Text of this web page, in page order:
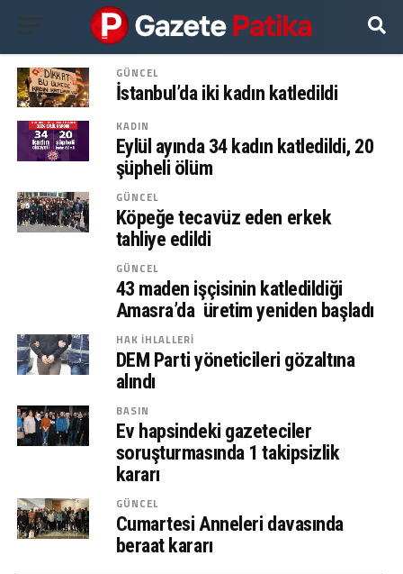
GÜNCEL
İstanbul’da iki kadın katledildi
KADIN
Eylül ayında 34 kadın katledildi, 20
şüpheli ölüm
GÜNCEL
Köpeğe tecavüz eden erkek
tahliye edildi
GÜNCEL
43 maden işçisinin katledildiği
Amasra’da üretim yeniden başladı
HAK İHLALLERI
DEM Parti yöneticileri gözaltına
alındı
BASIN
Ev hapsindeki gazeteciler
soruşturmasında 1 takipsizlik
kararı
GÜNCEL
Cumartesi Anneleri davasında
beraat kararı